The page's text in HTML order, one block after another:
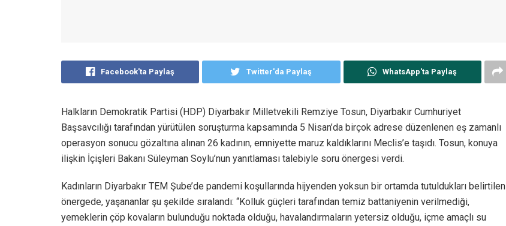
Facebook'ta Paylaş Twitter'da Paylaş WhatsApp'ta Paylaş
Halkların Demokratik Partisi (HDP) Diyarbakır Milletvekili Remziye Tosun, Diyarbakır Cumhuriyet
Başsavcılığı tarafından yürütülen soruşturma kapsamında 5 Nisan’da birçok adrese düzenlenen eş zamanlı
operasyon sonucu gözaltına alınan 26 kadının, emniyette maruz kaldıklarını Meclis’e taşıdı. Tosun, konuya
ilişkin İçişleri Bakanı Süleyman Soylu’nun yanıtlaması talebiyle soru önergesi verdi.
Kadınların Diyarbakır TEM Şube’de pandemi koşullarında hijyenden yoksun bir ortamda tutuldukları belirtilen
önergede, yaşananlar şu şekilde sıralandı: “Kolluk güçleri tarafından temiz battaniyenin verilmediği,
yemeklerin çöp kovaların bulunduğu noktada olduğu, havalandırmaların yetersiz olduğu, içme amaçlı su